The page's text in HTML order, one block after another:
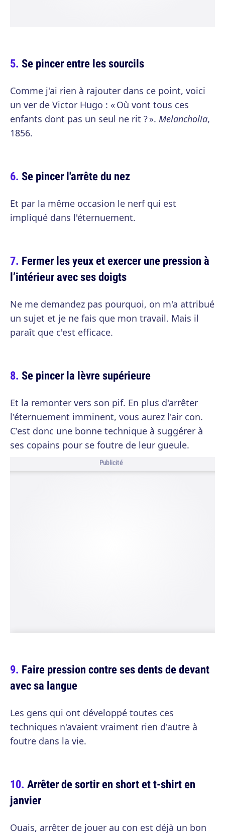
Se pincer entre les sourcils
Comme j'ai rien à rajouter dans ce point, voici
un ver de Victor Hugo : « Où vont tous ces
enfants dont pas un seul ne rit ? ». Melancholia,
1856.
Se pincer l'arrête du nez
Et par la même occasion le nerf qui est
impliqué dans l'éternuement.
Fermer les yeux et exercer une pression à
l’intérieur avec ses doigts
Ne me demandez pas pourquoi, on m'a attribué
un sujet et je ne fais que mon travail. Mais il
paraît que c'est efficace.
Se pincer la lèvre supérieure
Et la remonter vers son pif. En plus d'arrêter
l'éternuement imminent, vous aurez l'air con.
C'est donc une bonne technique à suggérer à
ses copains pour se foutre de leur gueule.
Publicité
Faire pression contre ses dents de devant
avec sa langue
Les gens qui ont développé toutes ces
techniques n'avaient vraiment rien d'autre à
foutre dans la vie.
Arrêter de sortir en short et t-shirt en
janvier
Ouais, arrêter de jouer au con est déjà un bon